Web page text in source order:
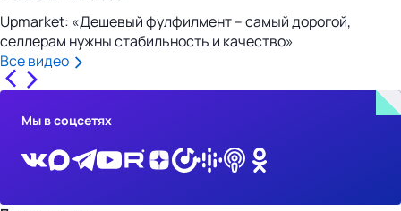
Upmarket: «Дешевый фулфилмент – самый дорогой,
селлерам нужны стабильность и качество»
Все видео
Мы в соцсетях